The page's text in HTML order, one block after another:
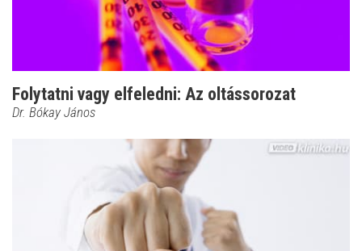
Folytatni vagy elfeledni: Az oltássorozat
Dr. Bókay János